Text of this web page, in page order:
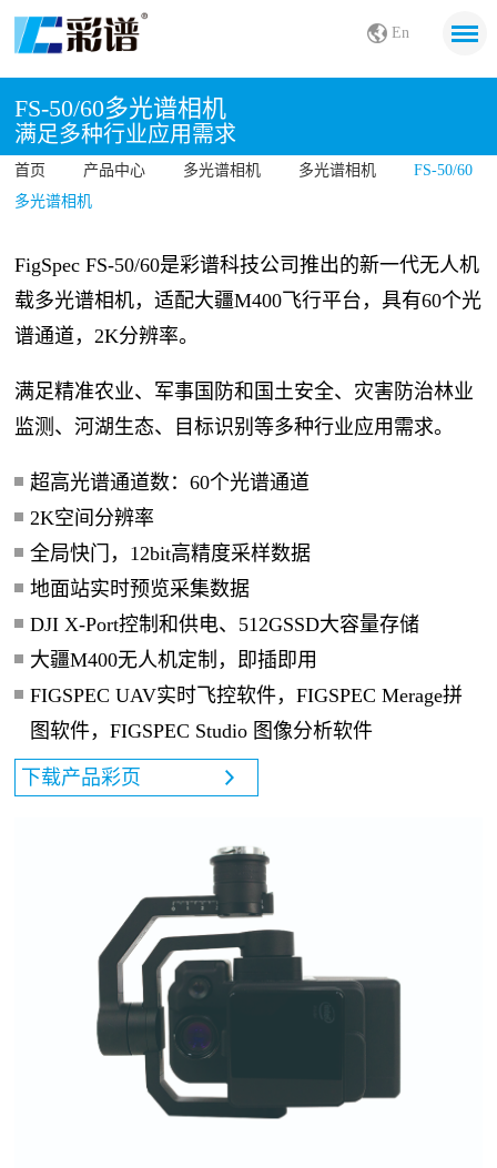
En
FS-50/60多光谱相机
满足多种行业应用需求
首页 产品中心 多光谱相机 多光谱相机
FS-50/60
多光谱相机
FigSpec FS-50/60是彩谱科技公司推出的新一代无人机
载多光谱相机，适配大疆M400飞行平台，具有60个光
谱通道，2K分辨率。
满足精准农业、军事国防和国土安全、灾害防治林业
监测、河湖生态、目标识别等多种行业应用需求。
超高光谱通道数：60个光谱通道
2K空间分辨率
全局快门，12bit高精度采样数据
地面站实时预览采集数据
DJI X-Port控制和供电、512GSSD大容量存储
大疆M400无人机定制，即插即用
FIGSPEC UAV实时飞控软件，FIGSPEC Merage拼
图软件，FIGSPEC Studio 图像分析软件
下载产品彩页